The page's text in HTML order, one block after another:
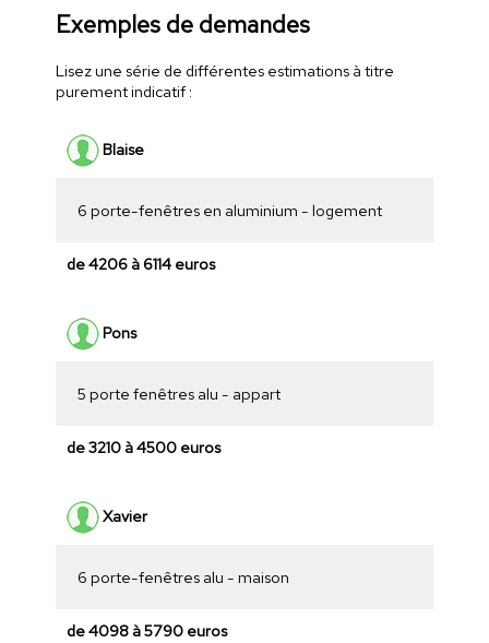
Exemples de demandes
Lisez une série de différentes estimations à titre
purement indicatif :
Blaise
6 porte-fenêtres en aluminium - logement
de 4206 à 6114 euros
Pons
5 porte fenêtres alu - appart
de 3210 à 4500 euros
Xavier
6 porte-fenêtres alu - maison
de 4098 à 5790 euros